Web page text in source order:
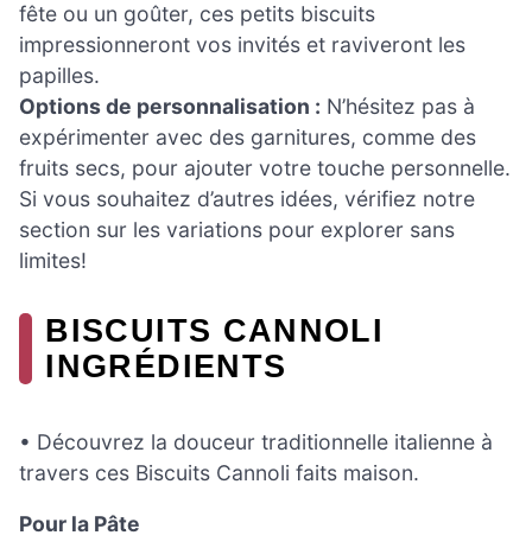
fête ou un goûter, ces petits biscuits
impressionneront vos invités et raviveront les
papilles.
Options de personnalisation : N’hésitez pas à
expérimenter avec des garnitures, comme des
fruits secs, pour ajouter votre touche personnelle.
Si vous souhaitez d’autres idées, vérifiez notre
section sur les variations pour explorer sans
limites!
BISCUITS CANNOLI
INGRÉDIENTS
• Découvrez la douceur traditionnelle italienne à
travers ces Biscuits Cannoli faits maison.
Pour la Pâte